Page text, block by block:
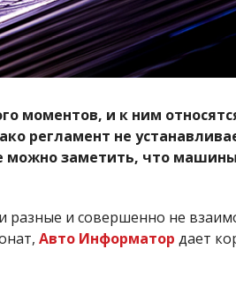
моментов, и к ним
регламент не
заметить, что
разные и совершенно не
Авто Информатор дает